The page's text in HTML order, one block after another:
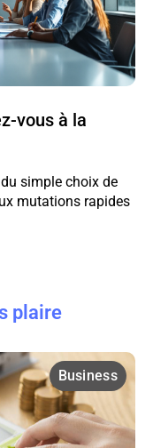
vous à la
simple choix de
mutations rapides
plaire
Business